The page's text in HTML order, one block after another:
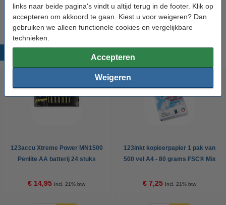
links naar beide pagina's vindt u altijd terug in de footer. Klik op
accepteren om akkoord te gaan. Kiest u voor weigeren? Dan
gebruiken we alleen functionele cookies en vergelijkbare
technieken.
Accepteren
Weigeren
€ 0,95 Bestellen
Populaire producten
123accu Xtreme Power MN1500
Penlite AA batterij 24 stuks
€ 14,95 Incl. 21% btw
123inkt kopieerpapier 1 pak van
500 vel A4 - 80 grams FSC® Mix
€ 7,25 Incl. 21% btw